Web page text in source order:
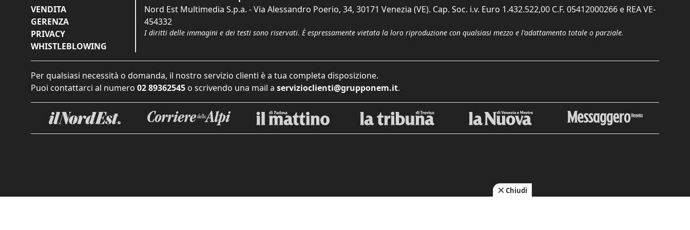
VENDITA
GERENZA
PRIVACY
WHISTLEBLOWING
Nord Est Multimedia S.p.a. - Via Alessandro Poerio, 34, 30171 Venezia (VE). Cap. Soc. i.v. Euro 1.432.522,00 C.F. 05412000266 e REA VE-
454332
I diritti delle immagini e dei testi sono riservati. È espressamente vietata la loro riproduzione con qualsiasi mezzo e l'adattamento totale o parziale.
Per qualsiasi necessità o domanda, il nostro servizio clienti è a tua completa disposizione.
Puoi contattarci al numero 02 89362545 o scrivendo una mail a servizioclienti@grupponem.it.
Chiudi